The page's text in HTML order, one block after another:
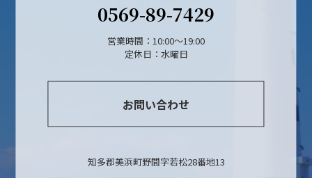
0569-89-7429
営業時間：10:00〜19:00
定休日：水曜日
お問い合わせ
知多郡美浜町野間字若松28番地13